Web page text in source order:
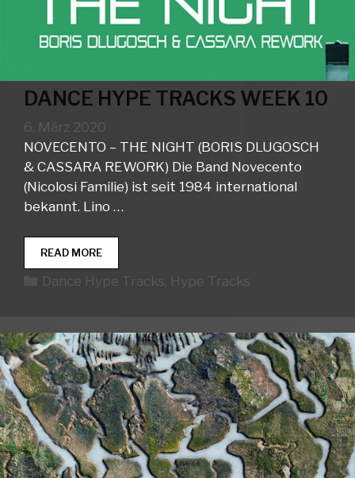
DANCE HYPE TRACKS WEEK 10
6. März 2020
NOVECENTO – THE NIGHT (BORIS DLUGOSCH
& CASSARA REWORK) Die Band Novecento
(Nicolosi Familie) ist seit 1984 international
bekannt. Lino …
READ MOREDANCE
HYPE
TRACKS
Kategorien
Dance Hype Tracks, Hype Tracks